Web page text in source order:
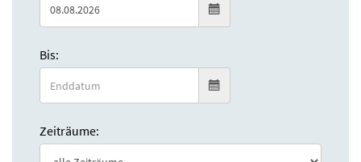
Bis:
Zeiträume: